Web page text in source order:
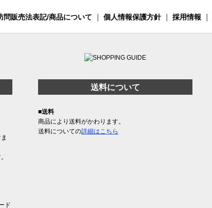
問販売法表記/商品について 個人情報保護方針｜ 採用情報
ド
送料について
■送料
商品により送料がかわります。
送料についての詳細はこちら